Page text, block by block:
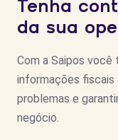
Tenha
da sua
Com a Saipos
informações fiscais
problemas e
negócio.